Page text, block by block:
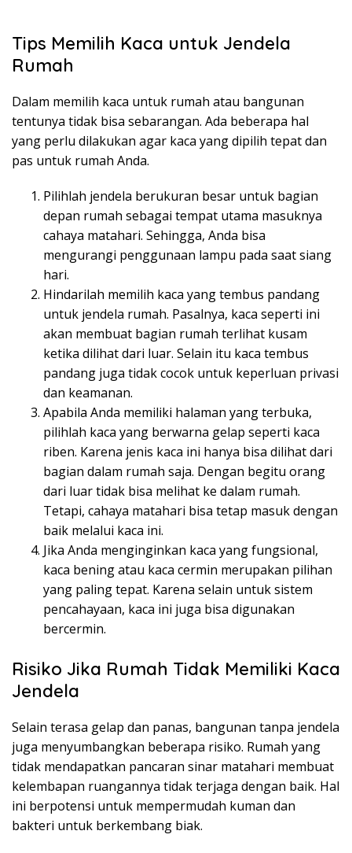
Tips Memilih Kaca untuk Jendela
Rumah
Dalam memilih kaca untuk rumah atau bangunan
tentunya tidak bisa sebarangan. Ada beberapa hal
yang perlu dilakukan agar kaca yang dipilih tepat dan
pas untuk rumah Anda.
Pilihlah jendela berukuran besar untuk bagian
depan rumah sebagai tempat utama masuknya
cahaya matahari. Sehingga, Anda bisa
mengurangi penggunaan lampu pada saat siang
hari.
Hindarilah memilih kaca yang tembus pandang
untuk jendela rumah. Pasalnya, kaca seperti ini
akan membuat bagian rumah terlihat kusam
ketika dilihat dari luar. Selain itu kaca tembus
pandang juga tidak cocok untuk keperluan privasi
dan keamanan.
Apabila Anda memiliki halaman yang terbuka,
pilihlah kaca yang berwarna gelap seperti kaca
riben. Karena jenis kaca ini hanya bisa dilihat dari
bagian dalam rumah saja. Dengan begitu orang
dari luar tidak bisa melihat ke dalam rumah.
Tetapi, cahaya matahari bisa tetap masuk dengan
baik melalui kaca ini.
Jika Anda menginginkan kaca yang fungsional,
kaca bening atau kaca cermin merupakan pilihan
yang paling tepat. Karena selain untuk sistem
pencahayaan, kaca ini juga bisa digunakan
bercermin.
Risiko Jika Rumah Tidak Memiliki Kaca
Jendela
Selain terasa gelap dan panas, bangunan tanpa jendela
juga menyumbangkan beberapa risiko. Rumah yang
tidak mendapatkan pancaran sinar matahari membuat
kelembapan ruangannya tidak terjaga dengan baik. Hal
ini berpotensi untuk mempermudah kuman dan
bakteri untuk berkembang biak.